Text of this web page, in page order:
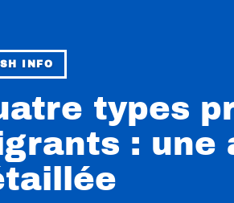
INFO
types
: une